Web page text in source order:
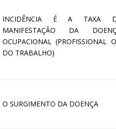
INCIDÊNCIA É A TAXA
MANIFESTAÇÃO DA
OCUPACIONAL (PROFISSIONAL
DO TRABALHO)
O SURGIMENTO DA DOENÇA